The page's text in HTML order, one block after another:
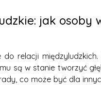
jak osoby
relacji
są w stanie tworzyć
co może być dla